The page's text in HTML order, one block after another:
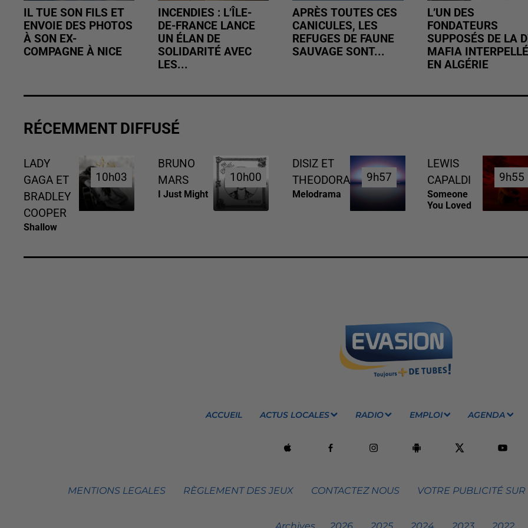
IL TUE SON FILS ET
ENVOIE DES PHOTOS
À SON EX-
COMPAGNE À NICE
INCENDIES : L’ÎLE-
DE-FRANCE LANCE
UN ÉLAN DE
SOLIDARITÉ AVEC
LES...
APRÈS TOUTES CES
CANICULES, LES
REFUGES DE FAUNE
SAUVAGE SONT...
L’UN DES
FONDATEURS
SUPPOSÉS DE LA
MAFIA INTERPELLÉ
EN ALGÉRIE
RÉCEMMENT DIFFUSÉ
LADY
GAGA ET
BRADLEY
COOPER
Shallow
10h03
10h03
BRUNO
MARS
I Just Might
10h00
10h00
DISIZ ET
THEODORA
Melodrama
9h57
9h57
LEWIS
CAPALDI
Someone
You Loved
9h55
9h55
ACCUEIL ACTUS LOCALES RADIO EMPLOI AGENDA
MENTIONS LEGALES RÈGLEMENT DES JEUX CONTACTEZ NOUS VOTRE PUBLICITÉ
Archives 2026 2025 2024 2023 2022